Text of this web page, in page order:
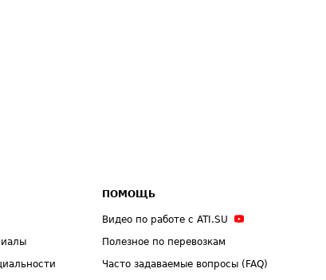
ПОМОЩЬ
Видео по работе с ATI.SU
Полезное по перевозкам
Часто задаваемые вопросы (FAQ)